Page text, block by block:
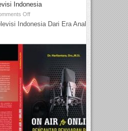
Indonesia
Off
Indonesia Dari Era Analog